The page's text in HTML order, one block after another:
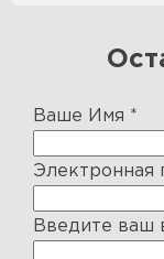
Ваше Имя *
Электронная
Введите ваш